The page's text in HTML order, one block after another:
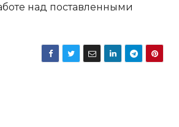
над поставленными